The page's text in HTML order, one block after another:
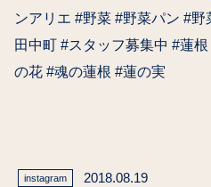
ンアリエ #野菜 #野菜パン #
田中町 #スタッフ募集中 #蓮
の花 #魂の蓮根 #蓮の実
instagram 2018.08.19